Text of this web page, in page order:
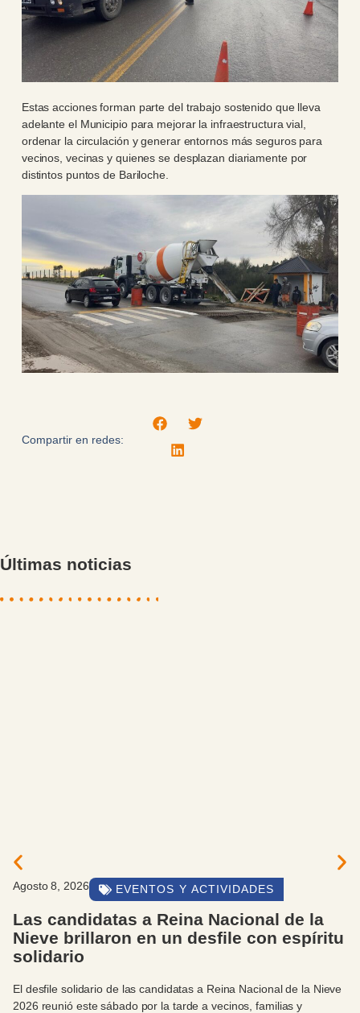
Estas acciones forman parte del trabajo sostenido que lleva
adelante el Municipio para mejorar la infraestructura vial,
ordenar la circulación y generar entornos más seguros para
vecinos, vecinas y quienes se desplazan diariamente por
distintos puntos de Bariloche.
Compartir en redes:
Últimas noticias
Agosto 8, 2026 EVENTOS Y ACTIVIDADES
Las candidatas a Reina Nacional de la
Nieve brillaron en un desfile con espíritu
solidario
El desfile solidario de las candidatas a Reina Nacional de la Nieve
2026 reunió este sábado por la tarde a vecinos, familias y